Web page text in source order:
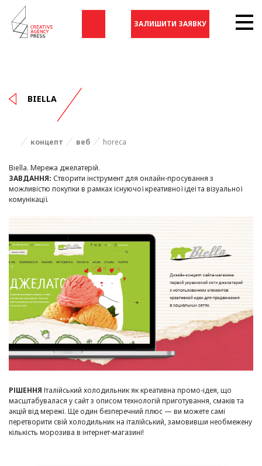
ЗАЛИШИТИ ЗАЯВКУ
BIELLA
концепт веб horeca
Biella. Мережа джелатерій.
ЗАВДАННЯ: Створити інструмент для онлайн-просування з
можливістю покупки в рамках існуючої креативної ідеї та візуальної
комунікації.
РІШЕННЯ Італійський холодильник як креативна промо-ідея, що
масштабувалася у сайт з описом технологій приготування, смаків та
акцій від мережі. Ще один безперечний плюс — ви можете самі
перетворити свій холодильник на італійський, замовивши необмежену
кількість морозива в інтернет-магазині!